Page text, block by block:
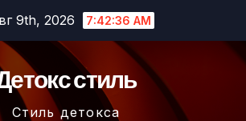
9th, 2026 7:42:38 AM
стиль
Стиль детокса